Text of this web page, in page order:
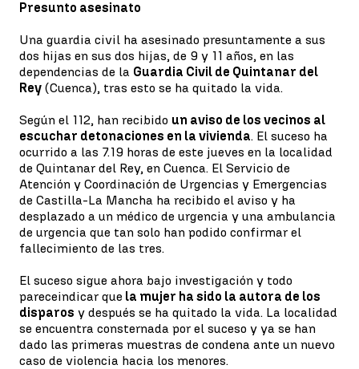
Presunto asesinato
Una guardia civil ha asesinado presuntamente a sus
dos hijas en sus dos hijas, de 9 y 11 años, en las
dependencias de la Guardia Civil de Quintanar del
Rey (Cuenca), tras esto se ha quitado la vida.
Según el 112, han recibido un aviso de los vecinos al
escuchar detonaciones en la vivienda. El suceso ha
ocurrido a las 7.19 horas de este jueves en la localidad
de Quintanar del Rey, en Cuenca. El Servicio de
Atención y Coordinación de Urgencias y Emergencias
de Castilla-La Mancha ha recibido el aviso y ha
desplazado a un médico de urgencia y una ambulancia
de urgencia que tan solo han podido confirmar el
fallecimiento de las tres.
El suceso sigue ahora bajo investigación y todo
pareceindicar que la mujer ha sido la autora de los
disparos y después se ha quitado la vida. La localidad
se encuentra consternada por el suceso y ya se han
dado las primeras muestras de condena ante un nuevo
caso de violencia hacia los menores.